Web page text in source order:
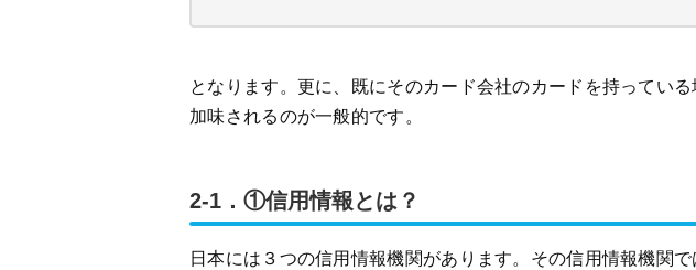
となります。更に、既にそのカード会社のカードを持ってい
加味されるのが一般的です。
2-1．①信用情報とは？
日本には３つの信用情報機関があります。その信用情報機関